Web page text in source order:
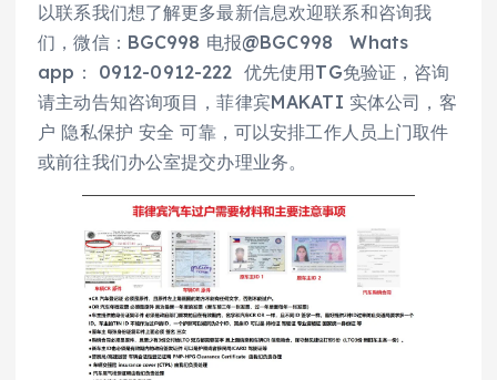
以联系我们想了解更多最新信息欢迎联系和咨询我
们，微信：BGC998 电报@BGC998 Whats
app： 0912-0912-222 优先使用TG免验证，咨询
请主动告知咨询项目，菲律宾MAKATI 实体公司，客
户 隐私保护 安全 可靠，可以安排工作人员上门取件
或前往我们办公室提交办理业务。